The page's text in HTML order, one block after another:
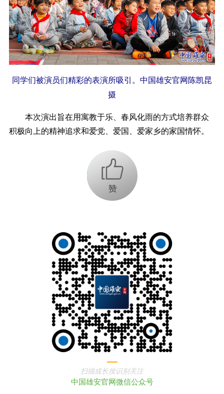
同学们被演员们精彩的表演所吸引。中国雄安官网陈凯昆
摄
本次演出旨在用寓教于乐、春风化雨的方式培养群众
积极向上的精神追求和爱党、爱国、爱家乡的家国情怀。
+1
扫描或长按识别关注
中国雄安官网微信公众号